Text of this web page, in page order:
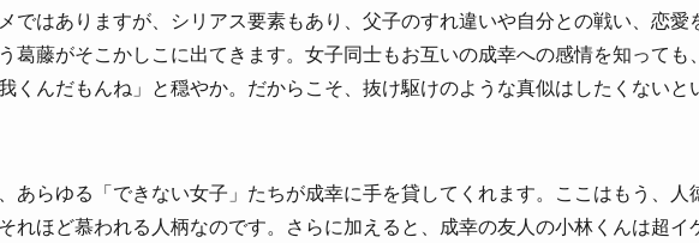
ではありますが、シリアス要素もあり、父子のすれ違いや自分との戦い、恋愛
葛藤がそこかしこに出てきます。女子同士もお互いの成幸への感情を知っても
くんだもんね」と穏やか。だからこそ、抜け駆けのような真似はしたくない
あらゆる「できない女子」たちが成幸に手を貸してくれます。ここはもう、人
れほど慕われる人柄なのです。さらに加えると、成幸の友人の小林くんは超イ